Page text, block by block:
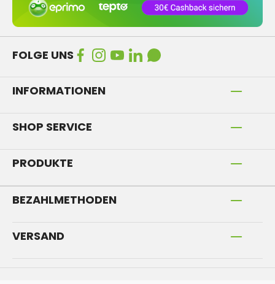
FOLGE UNS
INFORMATIONEN
SHOP SERVICE
PRODUKTE
BEZAHLMETHODEN
VERSAND